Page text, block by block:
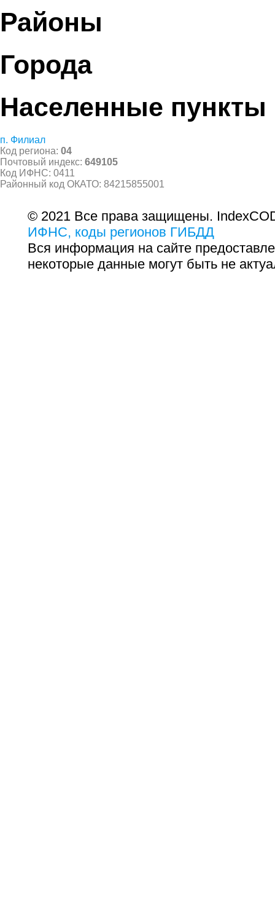
Районы
Города
Населенные пункты
п. Филиал
Код региона: 04
Почтовый индекс: 649105
Код ИФНС: 0411
Районный код ОКАТО: 84215855001
© 2021 Все права защищены.
ИФНС, коды регионов ГИБДД
Вся информация на сайте
некоторые данные могут быть не